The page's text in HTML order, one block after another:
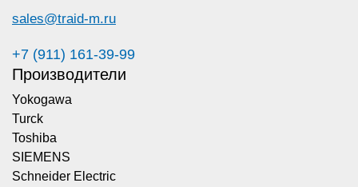
sales@traid-m.ru
+7 (911) 161-39-99
Производители
Yokogawa
Turck
Toshiba
SIEMENS
Schneider Electric